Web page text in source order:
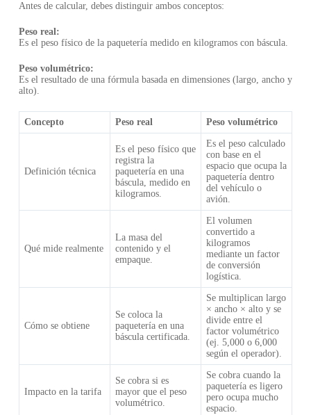
Antes de calcular, debes distinguir ambos conceptos:
Peso real:
Es el peso físico de la paquetería medido en kilogramos con báscula.
Peso volumétrico:
Es el resultado de una fórmula basada en dimensiones (largo, ancho y
alto).
Concepto Peso real Peso volumétrico
Definición técnica
Es el peso físico que
registra la
paquetería en una
báscula, medido en
kilogramos.
Es el peso calculado
con base en el
espacio que ocupa la
paquetería dentro
del vehículo o
avión.
Qué mide realmente
La masa del
contenido y el
empaque.
El volumen
convertido a
kilogramos
mediante un factor
de conversión
logística.
Cómo se obtiene
Se coloca la
paquetería en una
báscula certificada.
Se multiplican largo
× ancho × alto y se
divide entre el
factor volumétrico
(ej. 5,000 o 6,000
según el operador).
Impacto en la tarifa
Se cobra si es
mayor que el peso
volumétrico.
Se cobra cuando la
paquetería es ligero
pero ocupa mucho
espacio.